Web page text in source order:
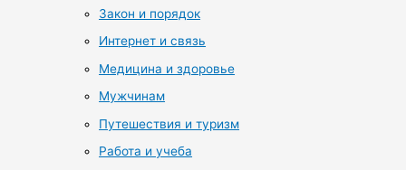
Закон и порядок
Интернет и связь
Медицина и здоровье
Мужчинам
Путешествия и туризм
Работа и учеба